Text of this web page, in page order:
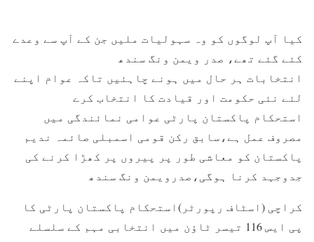
کیا آپ لوگوں کو وہ سہولیات ملیں جن کے آپ سے وعدے
کئے گئے تھے، صدر ویمن ونگ سندھ
انتخابات ہر حال میں ہونے چاہئیں تاکہ عوام اپنے
لئے نئی حکومت اور قیادت کا انتخاب کرے
استحکام پاکستان پارٹی عوامی نمائندگی میں
مصروف عمل ہے،سابق رکن قومی اسمبلی صائمہ ندیم
پاکستان کو معاشی طور پر پیروں پر کھڑا کرنے کی
جدوجہد کرنا ہوگی،صدرویمن ونگ سندھ
کراچی (اسٹاف رپورٹر)استحکام پاکستان پارٹی کا
پی ایس 116 تیسر ٹاؤن میں انتخابی مہم کے سلسلے